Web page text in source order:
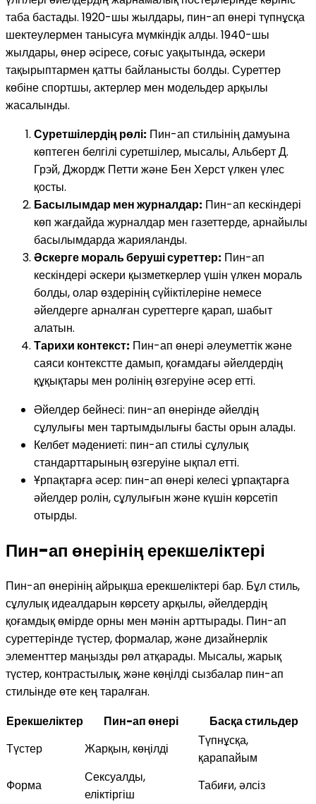
таба бастады. 1920-шы жылдары, пин-ап өнері түпнұсқа
шектеулермен танысуға мүмкіндік алды. 1940-шы
жылдары, өнер әсіресе, соғыс уақытында, әскери
тақырыптармен қатты байланысты болды. Суреттер
көбіне спортшы, актерлер мен модельдер арқылы
жасалынды.
Суретшілердің рөлі: Пин-ап стильінің дамуына
көптеген белгілі суретшілер, мысалы, Альберт Д.
Грэй, Джордж Петти және Бен Херст үлкен үлес
қосты.
Басылымдар мен журналдар: Пин-ап кескіндері
көп жағдайда журналдар мен газеттерде, арнайылы
басылымдарда жарияланды.
Әскерге мораль беруші суреттер: Пин-ап
кескіндері әскери қызметкерлер үшін үлкен мораль
болды, олар өздерінің сүйіктілеріне немесе
әйелдерге арналған суреттерге қарап, шабыт
алатын.
Тарихи контекст: Пин-ап өнері әлеуметтік және
саяси контекстте дамып, қоғамдағы әйелдердің
құқықтары мен ролінің өзгеруіне әсер етті.
Әйелдер бейнесі: пин-ап өнерінде әйелдің
сұлулығы мен тартымдылығы басты орын алады.
Келбет мәдениеті: пин-ап стильі сұлулық
стандарттарының өзгеруіне ықпал етті.
Ұрпақтарға әсер: пин-ап өнері келесі ұрпақтарға
әйелдер ролін, сұлулығын және күшін көрсетіп
отырды.
Пин-ап өнерінің ерекшеліктері
Пин-ап өнерінің айрықша ерекшеліктері бар. Бұл стиль,
сұлулық идеалдарын көрсету арқылы, әйелдердің
қоғамдық өмірде орны мен мәнін арттырады. Пин-ап
суреттерінде түстер, формалар, және дизайнерлік
элементтер маңызды рөл атқарады. Мысалы, жарық
түстер, контрастылық, және көңілді сызбалар пин-ап
стильінде өте кең таралған.
Ерекшеліктер
Пин-ап өнері
Басқа стильдер
Түстер
Жарқын, көңілді
Түпнұсқа,
қарапайым
Форма
Сексуалды,
еліктіргіш
Табиғи, әлсіз